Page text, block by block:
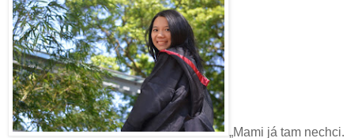
„Mami já tam nechci.